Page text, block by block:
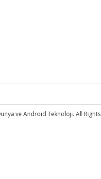
ve Android Teknoloji. All Rights